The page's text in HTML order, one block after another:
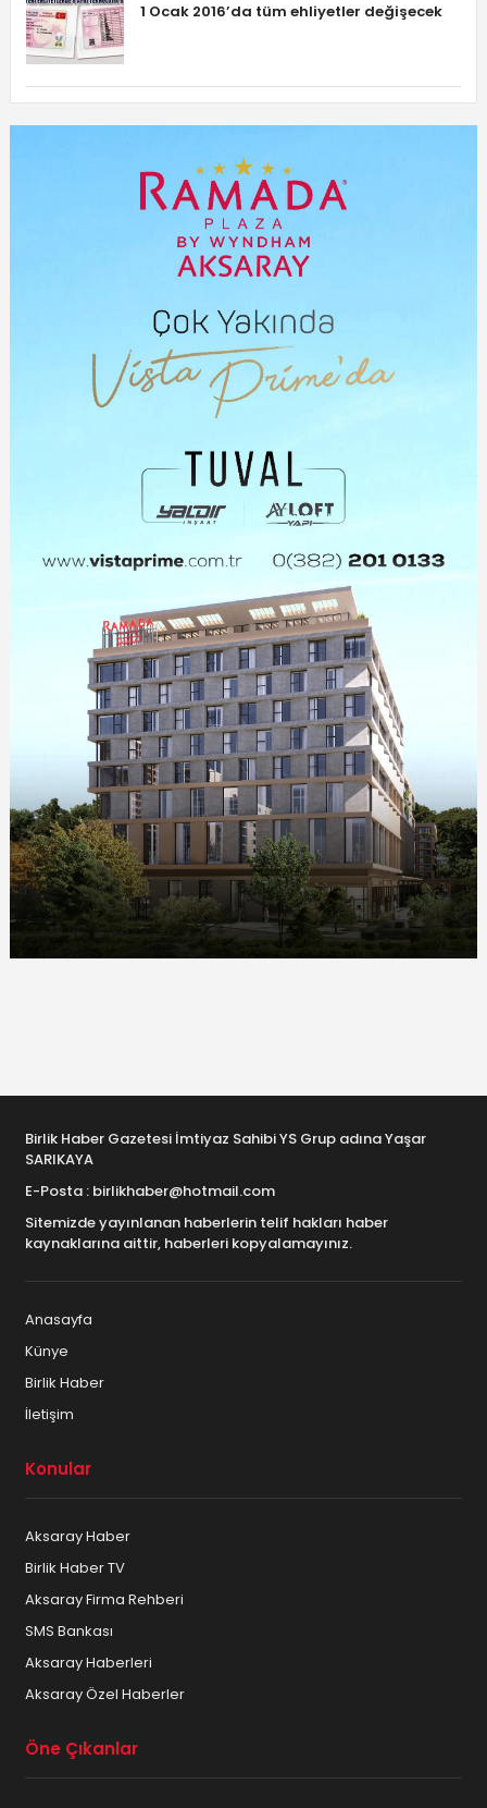
1 Ocak 2016’da tüm ehliyetler değişecek
Birlik Haber Gazetesi İmtiyaz Sahibi YS Grup adına Yaşar
SARIKAYA
E-Posta : birlikhaber@hotmail.com
Sitemizde yayınlanan haberlerin telif hakları haber
kaynaklarına aittir, haberleri kopyalamayınız.
Anasayfa
Künye
Birlik Haber
İletişim
Konular
Aksaray Haber
Birlik Haber TV
Aksaray Firma Rehberi
SMS Bankası
Aksaray Haberleri
Aksaray Özel Haberler
Öne Çıkanlar